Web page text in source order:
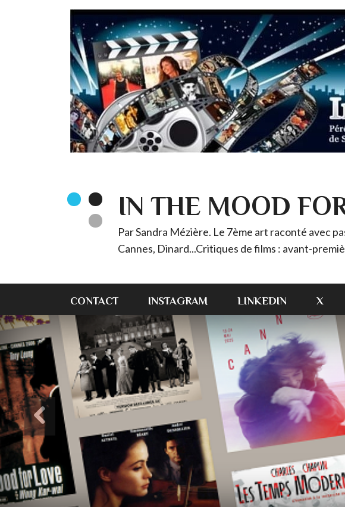
IN THE MOOD
Par Sandra Mézière. Le 7ème art raconté avec
Cannes, Dinard...Critiques de films : avant-
CONTACT INSTAGRAM LINKEDIN X